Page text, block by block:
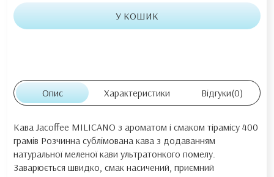
У КОШИК
Опис Характеристики Відгуки(0)
Кава Jacoffee MILICANO з ароматом і смаком тірамісу 400
грамів Розчинна сублімована кава з додаванням
натуральної меленої кави ультратонкого помелу.
Заварюється швидко, смак насичений, приємний